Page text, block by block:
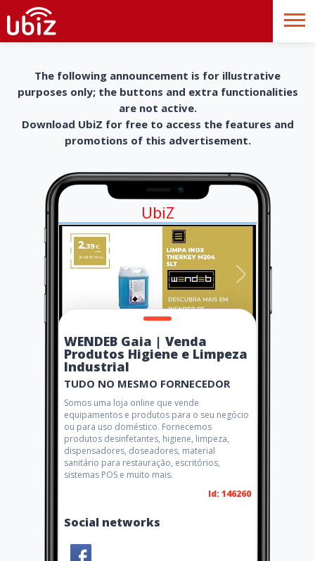
The following announcement is for illustrative
purposes only; the buttons and extra functionalities
are not active.
Download UbiZ for free to access the features and
promotions of this advertisement.
UbiZ
WENDEB Gaia | Venda
Produtos Higiene e Limpeza
Industrial
TUDO NO MESMO FORNECEDOR
Somos uma loja online que vende
equipamentos e produtos para o seu negócio
ou para uso doméstico. Fornecemos
produtos desinfetantes, higiene, limpeza,
dispensadores, doseadores, material
sanitário para restauração, escritórios,
sistemas POS e muito mais.
Id: 146260
Social networks